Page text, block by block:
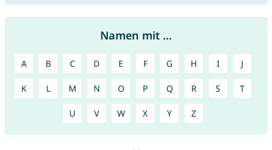
Namen mit ...
A B C D E F G H I J
K L M N O P Q R S T
U V W X Y Z